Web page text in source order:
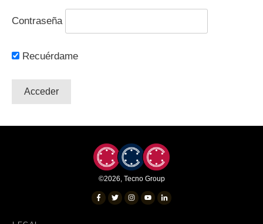
Contraseña
Recuérdame
©2026 Tecno Group